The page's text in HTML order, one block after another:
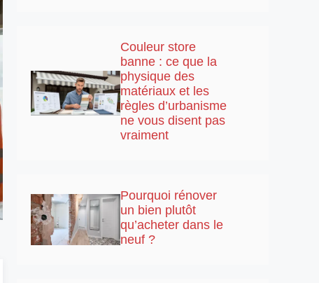
Couleur store
banne : ce que la
physique des
matériaux et les
règles d’urbanisme
ne vous disent pas
vraiment
Pourquoi rénover
un bien plutôt
qu’acheter dans le
neuf ?